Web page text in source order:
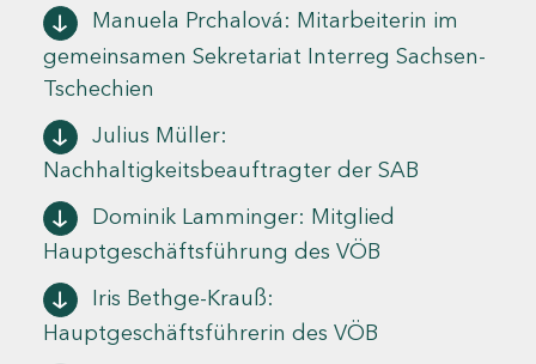
Manuela Prchalová: Mitarbeiterin im
gemeinsamen Sekretariat Interreg Sachsen-
Tschechien
Julius Müller:
Nachhaltigkeitsbeauftragter der SAB
Dominik Lamminger: Mitglied
Hauptgeschäftsführung des VÖB
Iris Bethge-Krauß:
Hauptgeschäftsführerin des VÖB